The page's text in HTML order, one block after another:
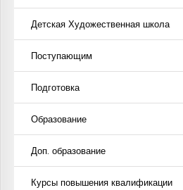
Детская Художественная школа
Поступающим
Подготовка
Образование
Доп. образование
Курсы повышения квалификации